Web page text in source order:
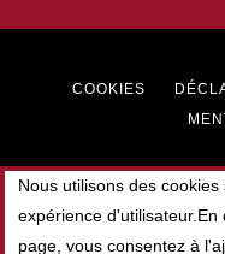
COOKIES
Nous utilisons des
expérience
page, vous consentez à